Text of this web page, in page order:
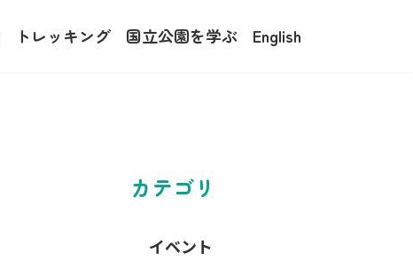
トレッキング 国立公園を学ぶ English
カテゴリ
イベント